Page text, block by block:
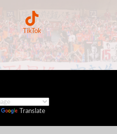
TikTok
Translate